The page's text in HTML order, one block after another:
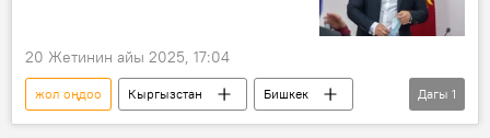
20 Жетинин айы 2025, 17:04
жол оңдоо Кыргызстан
Бишкек
Нариман Түлеев
Дагы 1